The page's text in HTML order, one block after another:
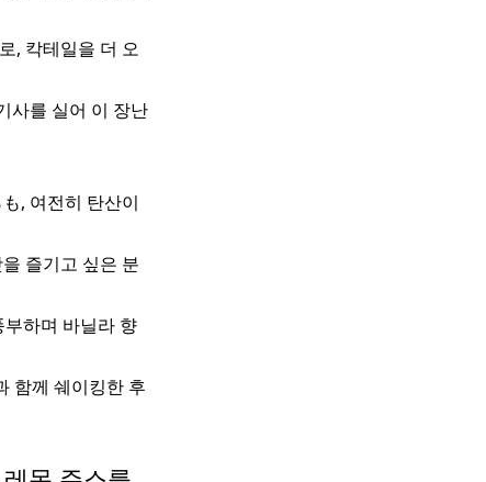
, 칵테일을 더 오
사를 실어 이 장난
, 여전히 탄산이
즐기고 싶은 분
하며 바닐라 향
함께 쉐이킹한 후